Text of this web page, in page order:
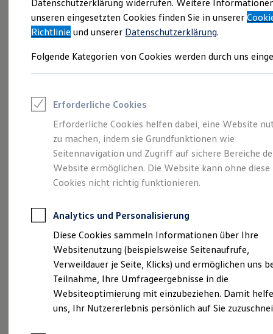
Angebote und Produkte
Aktuelle Angebote
E-Auto-Förderung
Volkswagen Marktplatz
Junge Gebrauchtwagen und Gebrauchtwagen
Saisonangebote
Leasing
Leasing-Angebote
Gebrauchtwagen Leasing
Junge Gebrauchtwagen-Leasing
Elektroauto Leasing
Kleinwagen-Leasing
Leasing ohne Anzahlung
Autokredit mit Schlussrate
Versicherungen und Garantien
Kfz-Versicherung
Restschuldversicherungen
Garantien
Wartungsverträge
Geschäftskunden
Professional Class bei Volkswagen
Großkunden
Behörden
Heinz-Dieter Tiemeyer
erhält: ,,Executive
Circle Award 2022"
für sein Lebenswerk
Datenschutzerklärung widerrufen. Weitere
unseren eingesetzten Cookies finden Sie in unserer
Richtlinie und unserer Datenschutzerklärung.
Folgende Kategorien von Cookies werden durch uns
Erforderliche Cookies
Erforderliche Cookies helfen dabei, eine Website
zu machen, indem sie Grundfunktionen wie
Seitennavigation und Zugriff auf sichere Bereiche
Website ermöglichen. Die Website kann ohne diese
Cookies nicht richtig funktionieren.
Analytics und Personalisierung
Diese Cookies sammeln Informationen über Ihre
Websitenutzung (beispielsweise Seitenaufrufe,
Verweildauer je Seite, Klicks) und ermöglichen uns
Teilnahme, Ihre Umfrageergebnisse in die
Websiteoptimierung mit einzubeziehen. Damit
uns, Ihr Nutzererlebnis persönlich auf Sie